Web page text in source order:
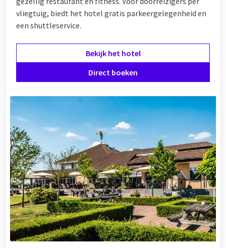
vliegtuig, biedt het hotel gratis parkeergelegenheid en
een shuttleservice.
Bekijk het hotel
Direct boeken